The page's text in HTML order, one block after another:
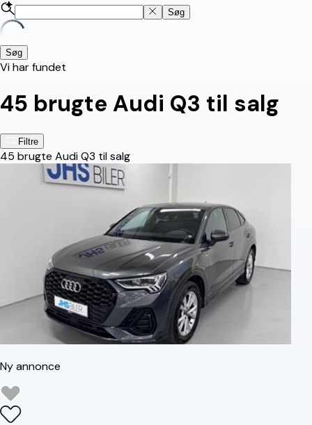
Søg
Søg
Vi har fundet
45 brugte Audi Q3 til salg
Filtre
45 brugte Audi Q3 til salg
Ny annonce